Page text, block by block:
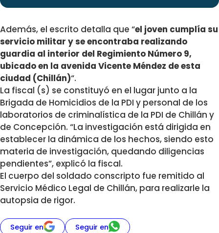
Además, el escrito detalla que “el joven cumplía su
servicio militar y se encontraba realizando
guardia al interior del Regimiento Número 9,
ubicado en la avenida Vicente Méndez de esta
ciudad (Chillán)“.
La fiscal (s) se constituyó en el lugar junto a la
Brigada de Homicidios de la PDI y personal de los
laboratorios de criminalística de la PDI de Chillán y
de Concepción. “La investigación está dirigida en
establecer la dinámica de los hechos, siendo esto
materia de investigación, quedando diligencias
pendientes”, explicó la fiscal.
El cuerpo del soldado conscripto fue remitido al
Servicio Médico Legal de Chillán, para realizarle la
autopsia de rigor.
Seguir en Seguir en